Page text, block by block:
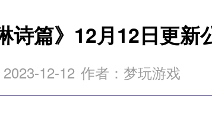
诗篇》12月12日更新
12-12 作者：梦玩游戏